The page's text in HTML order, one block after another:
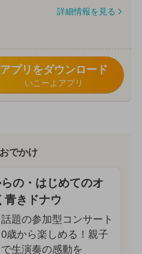
詳細情報を見る
アプリをダウンロード
いこーよアプリ
でかけ
の・はじめてのオ
青きドナウ
話題の参加型コンサート
0歳から楽しめる！親子
で生演奏の感動を